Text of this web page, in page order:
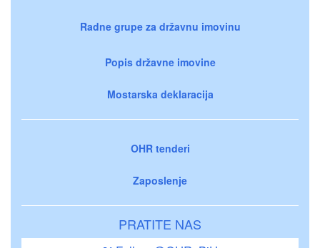
Radne grupe za državnu imovinu
Popis državne imovine
Mostarska deklaracija
OHR tenderi
Zaposlenje
PRATITE NAS